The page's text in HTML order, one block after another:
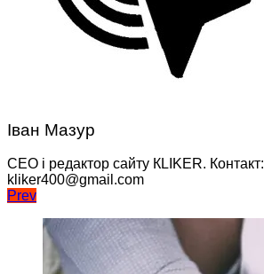
Іван Мазур
CEO і редактор сайту КLIKER. Контакт:
kliker400@gmail.com
Навігація
записів
Prev